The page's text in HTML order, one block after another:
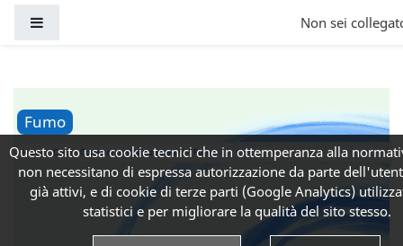
Non sei
Fumo
Home Corsi Corsi per tutti (senza crediti) Fumo
Questo sito usa cookie tecnici che in ottemperanza alla
non necessitano di espressa autorizzazione da parte
già attivi, e di cookie di terze parti (Google Analytics)
statistici e per migliorare la qualità del sito stesso.